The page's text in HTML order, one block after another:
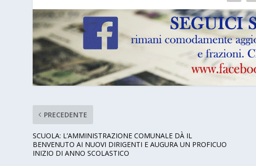
PRECEDENTE
SCUOLA: L’AMMINISTRAZIONE COMUNALE DÀ IL
BENVENUTO AI NUOVI DIRIGENTI E AUGURA UN PROFICUO
INIZIO DI ANNO SCOLASTICO